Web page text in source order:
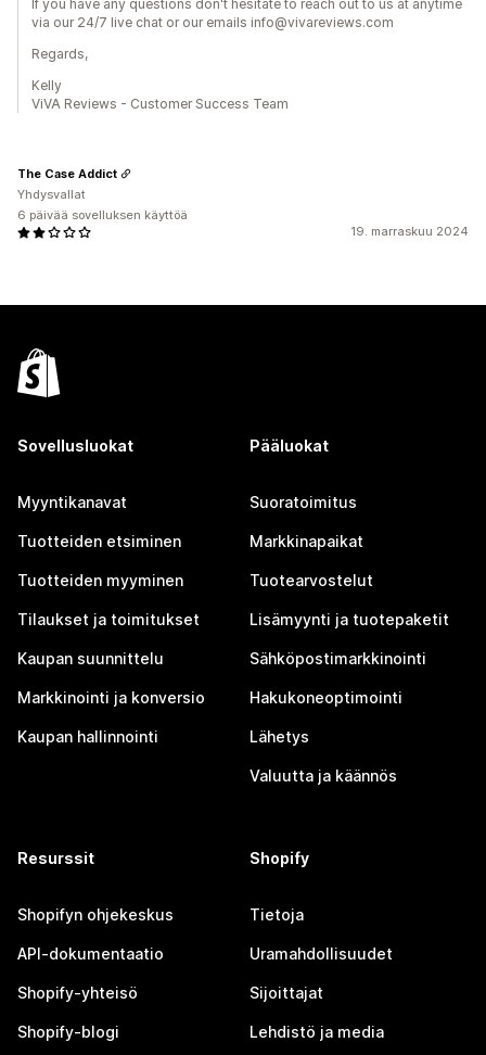
If you have any questions don't hesitate to reach out to us at anytime
via our 24/7 live chat or our emails info@vivareviews.com
Regards,
Kelly
ViVA Reviews - Customer Success Team
19. marraskuu 2024
The Case Addict
Yhdysvallat
6 päivää sovelluksen käyttöä
Sovellusluokat
Myyntikanavat
Tuotteiden etsiminen
Tuotteiden myyminen
Tilaukset ja toimitukset
Kaupan suunnittelu
Markkinointi ja konversio
Kaupan hallinnointi
Pääluokat
Suoratoimitus
Markkinapaikat
Tuotearvostelut
Lisämyynti ja tuotepaketit
Sähköpostimarkkinointi
Hakukoneoptimointi
Lähetys
Valuutta ja käännös
Resurssit
Shopifyn ohjekeskus
API-dokumentaatio
Shopify-yhteisö
Shopify-blogi
Shopify
Tietoja
Uramahdollisuudet
Sijoittajat
Lehdistö ja media